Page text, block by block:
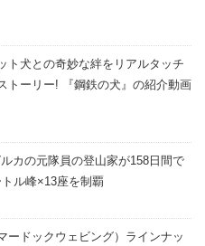
ト犬との奇妙な絆をリアルタッチ
トーリー! 『鋼鉄の犬』の紹介動画
カの元隊員の登山家が158日間で
ル峰×13座を制覇
ードックウェビング）ラインナッ